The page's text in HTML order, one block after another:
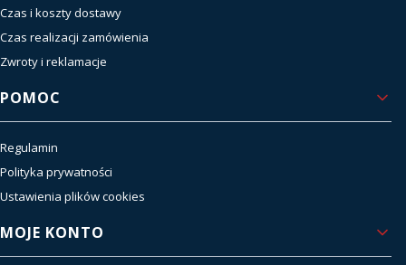
Czas i koszty dostawy
Czas realizacji zamówienia
Zwroty i reklamacje
POMOC
Regulamin
Polityka prywatności
Ustawienia plików cookies
MOJE KONTO